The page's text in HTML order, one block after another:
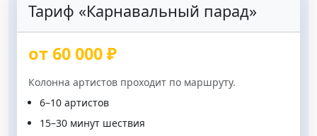
Тариф «Карнавальный парад»
от 60 000 ₽
Колонна артистов проходит по маршруту.
6–10 артистов
15–30 минут шествия